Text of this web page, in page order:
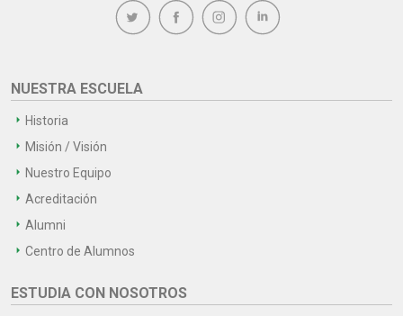
NUESTRA ESCUELA
Historia
Misión / Visión
Nuestro Equipo
Acreditación
Alumni
Centro de Alumnos
ESTUDIA CON NOSOTROS